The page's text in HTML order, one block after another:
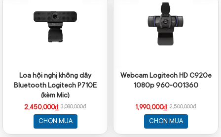
Loa hội nghị không dây
Bluetooth Logitech P710E
(kèm Mic)
2,450,000₫ 3,080,000₫
CHỌN MUA
Webcam Logitech HD C920e
1080p 960-001360
1,990,000₫ 2,500,000₫
CHỌN MUA